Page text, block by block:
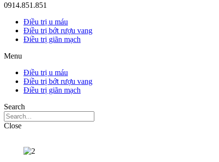
0914.851.851
Điều trị u máu
Điều trị bớt rượu vang
Điều trị giãn mạch
Menu
Điều trị u máu
Điều trị bớt rượu vang
Điều trị giãn mạch
Search
Close